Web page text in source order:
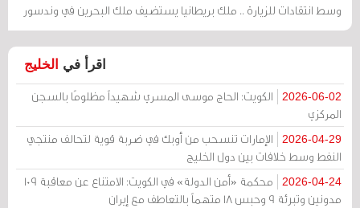
وسط انتقادات للزيارة .. ملك بريطانيا يستضيف ملك البحرين في وندسور
اقرأ في الخليج
2026-06-02
الكويت: الحاج موسى المسري شهيداً مظلومًا بالسجن
المركزي
2026-04-29
الإمارات تنسحب من أوبك في ضربة قوية لتحالف منتجي
النفط وسط خلافات بين دول الخليج
2026-04-24
محكمة «أمن الدولة» في الكويت: الامتناع عن معاقبة 109
مدونين وتبرئة 9 وحبس 18 متهماً بالتعاطف مع إيران